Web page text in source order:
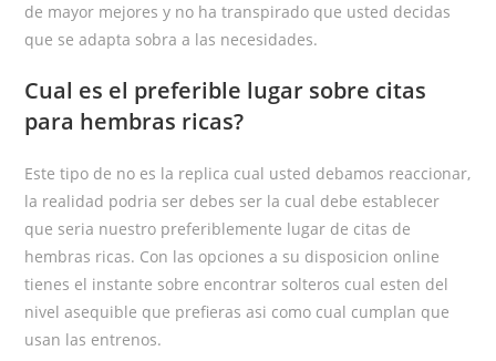
de mayor mejores y no ha transpirado que usted decidas
que se adapta sobra a las necesidades.
Cual es el preferible lugar sobre citas
para hembras ricas?
Este tipo de no es la replica cual usted debamos reaccionar,
la realidad podri­a ser debes ser la cual debe establecer
que seri­a nuestro preferiblemente lugar de citas de
hembras ricas. Con las opciones a su disposicion online
tienes el instante sobre encontrar solteros cual esten del
nivel asequible que prefieras asi­ como cual cumplan que
usan las entrenos.